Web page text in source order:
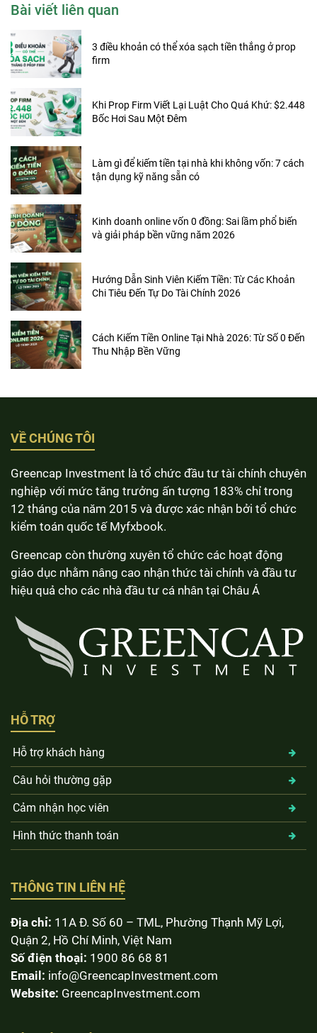
Bài viết liên quan
3 điều khoản có thể xóa sạch tiền thắng ở prop
firm
Khi Prop Firm Viết Lại Luật Cho Quá Khứ: $2.448
Bốc Hơi Sau Một Đêm
Làm gì để kiếm tiền tại nhà khi không vốn: 7 cách
tận dụng kỹ năng sẵn có
Kinh doanh online vốn 0 đồng: Sai lầm phổ biến
và giải pháp bền vững năm 2026
Hướng Dẫn Sinh Viên Kiếm Tiền: Từ Các Khoản
Chi Tiêu Đến Tự Do Tài Chính 2026
Cách Kiếm Tiền Online Tại Nhà 2026: Từ Số 0 Đến
Thu Nhập Bền Vững
VỀ CHÚNG TÔI
Greencap Investment là tổ chức đầu tư tài chính chuyên
nghiệp với mức tăng trưởng ấn tượng 183% chỉ trong
12 tháng của năm 2015 và được xác nhận bởi tổ chức
kiểm toán quốc tế Myfxbook.
Greencap còn thường xuyên tổ chức các hoạt động
giáo dục nhằm nâng cao nhận thức tài chính và đầu tư
hiệu quả cho các nhà đầu tư cá nhân tại Châu Á
HỖ TRỢ
Hỗ trợ khách hàng
Câu hỏi thường gặp
Cảm nhận học viên
Hình thức thanh toán
THÔNG TIN LIÊN HỆ
Địa chỉ: 11A Đ. Số 60 – TML, Phường Thạnh Mỹ Lợi,
Quận 2, Hồ Chí Minh, Việt Nam
Số điện thoại: 1900 86 68 81
Email: info@GreencapInvestment.com
Website: GreencapInvestment.com